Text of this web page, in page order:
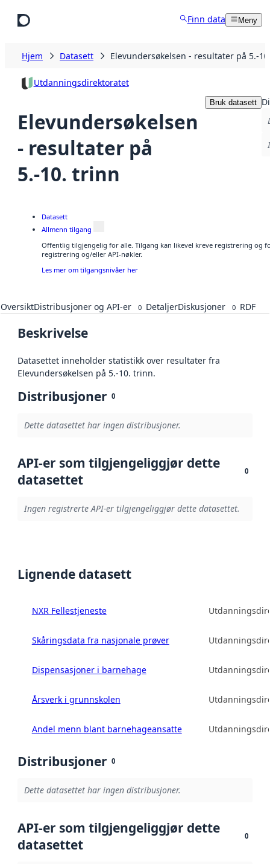
Finn data Meny
Hjem Datasett Elevundersøkelsen - resultater på 5.-
Utdanningsdirektoratet
Elevundersøkelsen
- resultater på
5.-10. trinn
Bruk datasett
Datasett
Allmenn tilgang
Offentlig tilgjengelig for alle. Tilgang kan likevel kreve registrering og
registrering og/eller API-nøkler.
Les mer om tilgangsnivåer her
OversiktDistribusjoner og API-er 0 DetaljerDiskusjoner 0 RDF
Beskrivelse
Datasettet inneholder statistikk over resultater fra
Elevundersøkelsen på 5.-10. trinn.
Distribusjoner 0
Dette datasettet har ingen distribusjoner.
API-er som tilgjengeliggjør dette
datasettet
0
Ingen registrerte API-er tilgjengeliggjør dette datasettet.
Lignende datasett
NXR Fellestjeneste
Skåringsdata fra nasjonale prøver
Dispensasjoner i barnehage
Årsverk i grunnskolen
Andel menn blant barnehageansatte
Distribusjoner 0
Dette datasettet har ingen distribusjoner.
API-er som tilgjengeliggjør dette
datasettet
0